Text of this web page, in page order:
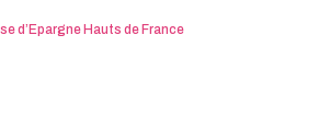
d’Epargne Hauts de France